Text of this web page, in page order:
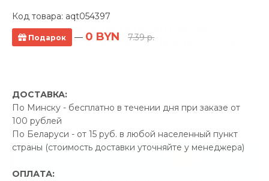
Код товара: aqt054397
Подарок — 0 BYN 7.39 р.
ДОСТАВКА:
По Минску - бесплатно в течении дня при заказе от
100 рублей
По Беларуси - от 15 руб. в любой населенный пункт
страны (стоимость доставки уточняйте у менеджера)
ОПЛАТА:
Полотенцесушитель водяной
TERMINUS Фокстрот-Лиана 500x600
Производитель:
Код Товара: aqt050995